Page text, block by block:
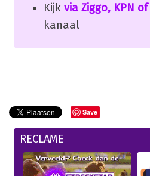
Kijk via Ziggo, KPN
kanaal
Save
RECLAME